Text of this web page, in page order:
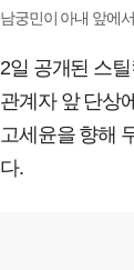
남궁민이 아내 앞에
2일 공개된 스
관계자 앞 단상
고세윤을 향해
다.